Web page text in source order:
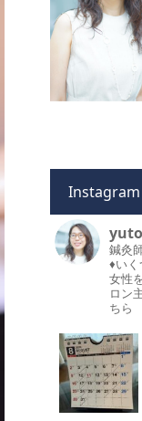
Instagram
鍼灸
♦︎い
女性
ロン
ちら